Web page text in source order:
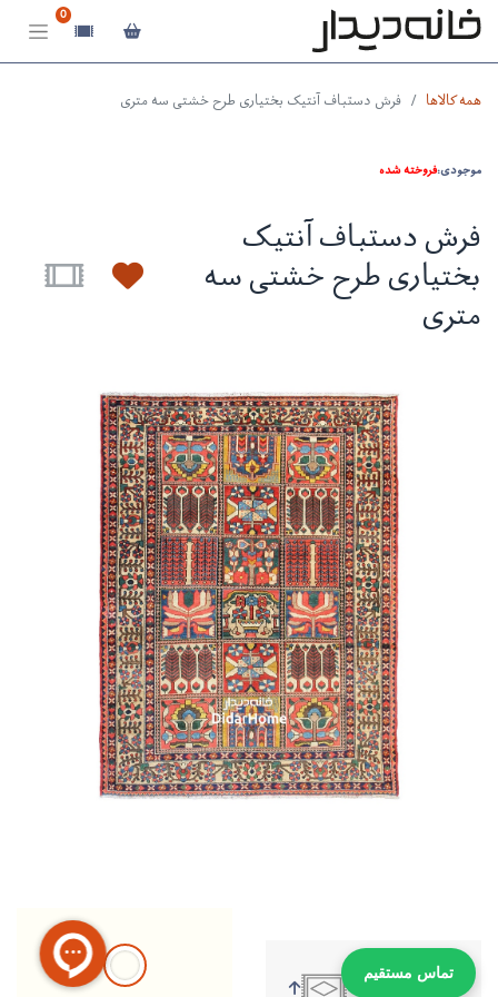
0
همه کالاها فرش دستباف آنتیک بختیاری طرح خشتی سه متری
موجودی:فروخته شده
فرش دستباف آنتیک
بختیاری طرح خشتی سه
متری
تماس مستقیم